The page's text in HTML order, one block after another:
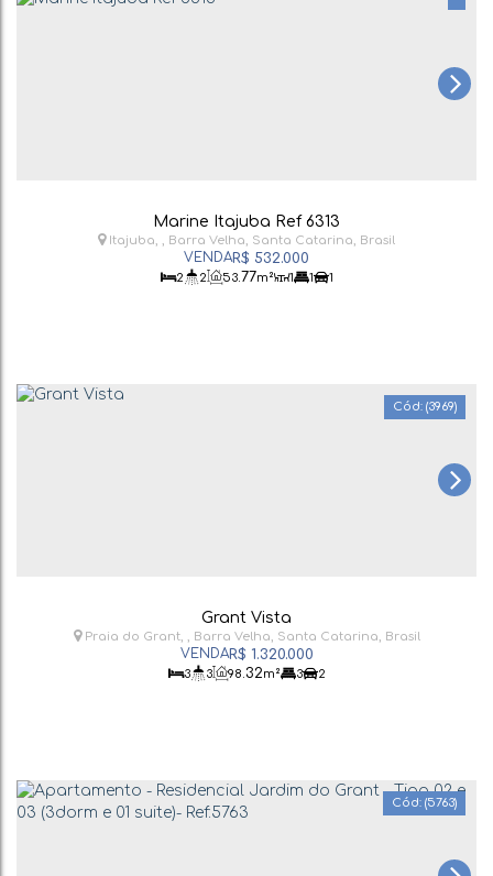
Marine Itajuba Ref 6313
R$ 532.000
Itajuba , Barra Velha, Santa Catarina, Brasil
2 2 53.77m² 1 1 1
(3969)
Grant Vista
R$ 1.320.000
Praia do Grant , Barra Velha, Santa Catarina, Brasil
3 3 98 .32m² 3 2
(5763)